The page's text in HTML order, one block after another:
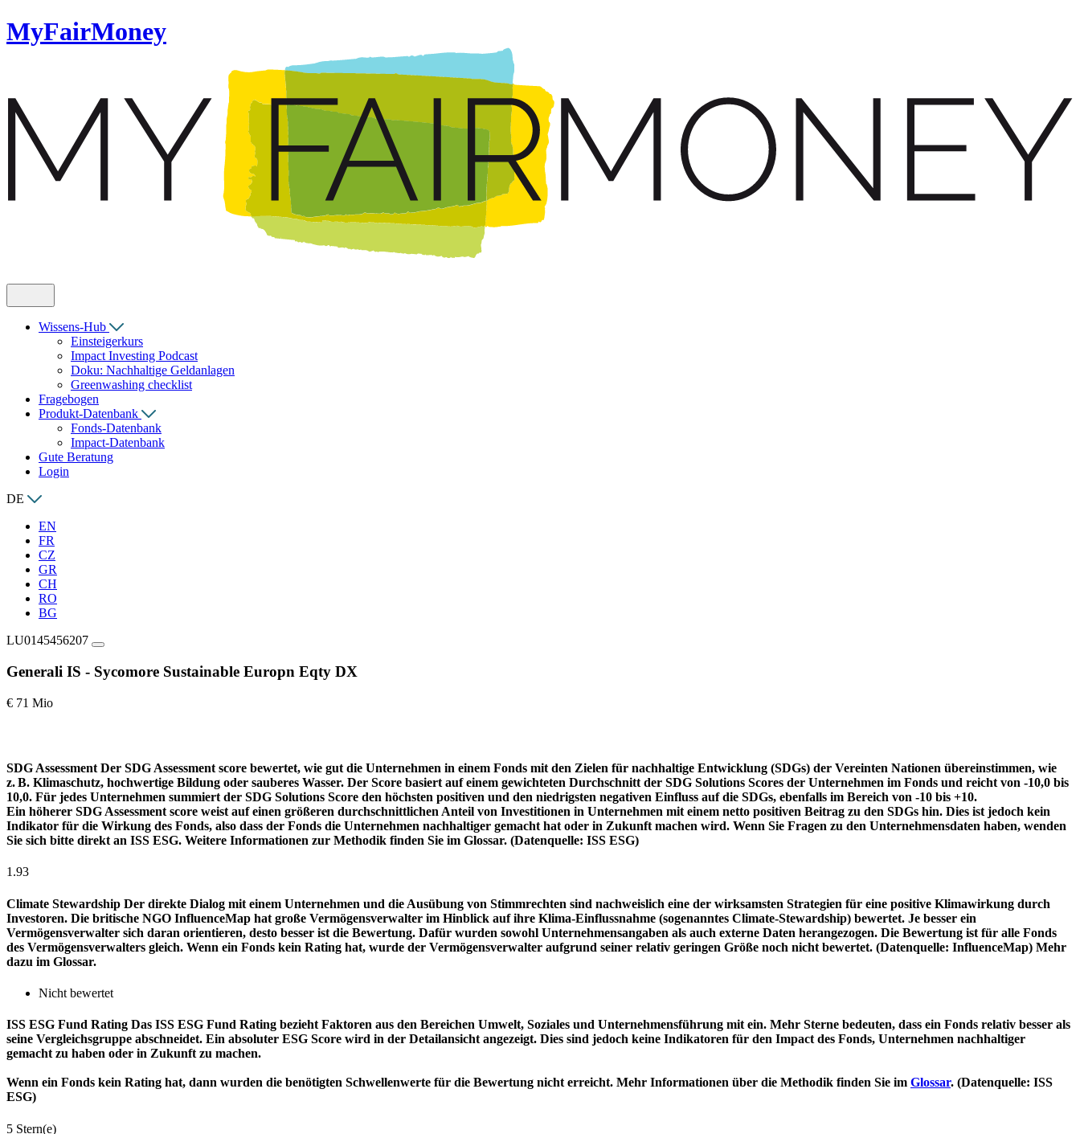
MyFairMoney
Wissens-Hub
Einsteigerkurs
Impact Investing Podcast
Doku: Nachhaltige Geldanlagen
Greenwashing checklist
Fragebogen
Produkt-Datenbank
Fonds-Datenbank
Impact-Datenbank
Gute Beratung
Login
DE
EN
FR
CZ
GR
CH
RO
BG
LU0145456207
Generali IS - Sycomore Sustainable Europn Eqty DX
€ 71 Mio
SDG Assessment Der SDG Assessment score bewertet, wie gut die Unternehmen in einem Fonds mit den Zielen für nachhaltige Entwicklung (SDGs) der Vereinten Nationen übereinstimmen, wie
z. B. Klimaschutz, hochwertige Bildung oder sauberes Wasser. Der Score basiert auf einem gewichteten Durchschnitt der SDG Solutions Scores der Unternehmen im Fonds und reicht von -10,0 bis
10,0. Für jedes Unternehmen summiert der SDG Solutions Score den höchsten positiven und den niedrigsten negativen Einfluss auf die SDGs, ebenfalls im Bereich von -10 bis +10.
Ein höherer SDG Assessment score weist auf einen größeren durchschnittlichen Anteil von Investitionen in Unternehmen mit einem netto positiven Beitrag zu den SDGs hin. Dies ist jedoch kein
Indikator für die Wirkung des Fonds, also dass der Fonds die Unternehmen nachhaltiger gemacht hat oder in Zukunft machen wird. Wenn Sie Fragen zu den Unternehmensdaten haben, wenden
Sie sich bitte direkt an ISS ESG. Weitere Informationen zur Methodik finden Sie im Glossar. (Datenquelle: ISS ESG)
1.93
Climate Stewardship Der direkte Dialog mit einem Unternehmen und die Ausübung von Stimmrechten sind nachweislich eine der wirksamsten Strategien für eine positive Klimawirkung durch
Investoren. Die britische NGO InfluenceMap hat große Vermögensverwalter im Hinblick auf ihre Klima-Einflussnahme (sogenanntes Climate-Stewardship) bewertet. Je besser ein
Vermögensverwalter sich daran orientieren, desto besser ist die Bewertung. Dafür wurden sowohl Unternehmensangaben als auch externe Daten herangezogen. Die Bewertung ist für alle Fonds
des Vermögensverwalters gleich. Wenn ein Fonds kein Rating hat, wurde der Vermögensverwalter aufgrund seiner relativ geringen Größe noch nicht bewertet. (Datenquelle: InfluenceMap) Mehr
dazu im Glossar.
Nicht bewertet
ISS ESG Fund Rating Das ISS ESG Fund Rating bezieht Faktoren aus den Bereichen Umwelt, Soziales und Unternehmensführung mit ein. Mehr Sterne bedeuten, dass ein Fonds relativ besser als
seine Vergleichsgruppe abschneidet. Ein absoluter ESG Score wird in der Detailansicht angezeigt. Dies sind jedoch keine Indikatoren für den Impact des Fonds, Unternehmen nachhaltiger
gemacht zu haben oder in Zukunft zu machen.
Wenn ein Fonds kein Rating hat, dann wurden die benötigten Schwellenwerte für die Bewertung nicht erreicht. Mehr Informationen über die Methodik finden Sie im Glossar. (Datenquelle: ISS
ESG)
5 Stern(e)